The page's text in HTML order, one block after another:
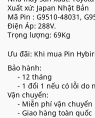
Xuất xứ: Japan Nhật Bản
Mã Pin : G9510-48031,
Điện Áp: 288V.
Trọng lượng: 69Kg
Ưu đãi: Khi mua Pin
Bảo hành:
- 12 tháng
- 1 đổi 1 nếu có lỗi do
Vận chuyển:
- Miễn phí vận chuyển
- Giao hàng toàn quốc